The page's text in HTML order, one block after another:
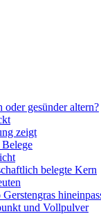
gesünder altern?
zeigt
belegte Kern
und Vollpulver